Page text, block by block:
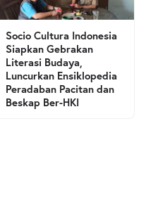
Socio Cultura Indonesia
Siapkan Gebrakan
Literasi Budaya,
Luncurkan Ensiklopedia
Peradaban Pacitan dan
Beskap Ber-HKI